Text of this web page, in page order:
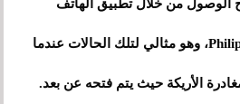
الوصول من خلال تطبيق الهاتف
المحمول Philips Home Access، وهو مثالي لتلك الحالات عندما
الأريكة حيث يتم فتحه عن بعد.